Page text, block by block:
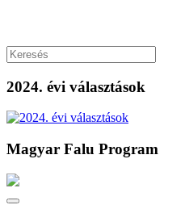
2024. évi választások
Magyar Falu Program